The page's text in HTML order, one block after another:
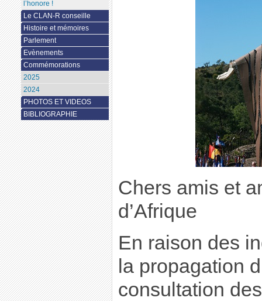
Chers amis et
d’Afrique
En raison des
la propagation
consultation
l’honore !
Le CLAN-R conseille
Histoire et mémoires
Parlement
Evènements
Commémorations
2025
2024
PHOTOS ET VIDEOS
BIBLIOGRAPHIE